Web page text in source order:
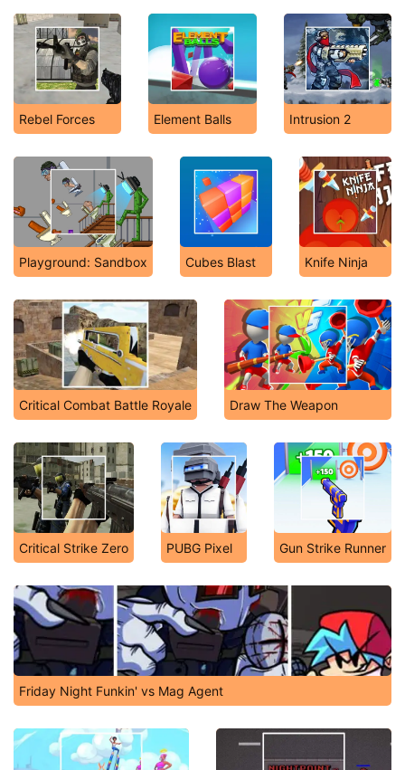
Rebel Forces Element Balls Intrusion 2
Playground: Sandbox Cubes Blast Knife Ninja
Critical Combat Battle Royale Draw The Weapon
Critical Strike Zero PUBG Pixel Gun Strike Runner
Friday Night Funkin' vs Mag Agent